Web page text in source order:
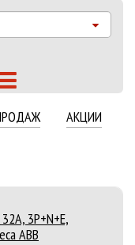
АКЦИИ
3P+N+E,
ABB